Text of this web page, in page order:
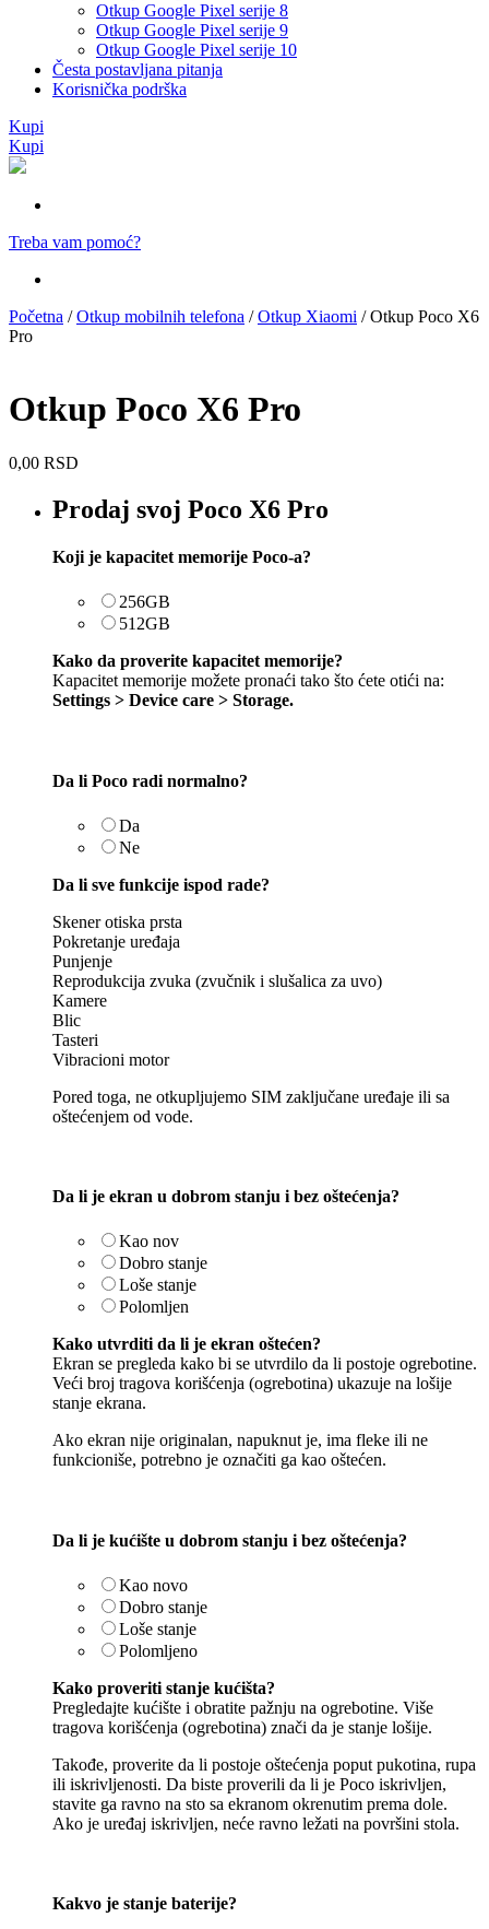
Otkup Google Pixel serije 8
Otkup Google Pixel serije 9
Otkup Google Pixel serije 10
Česta postavljana pitanja
Korisnička podrška
Kupi
Kupi
Treba vam pomoć?
Početna /Otkup mobilnih telefona /Otkup Xiaomi / Otkup Poco X6
Pro
Otkup Poco X6 Pro
0,00 RSD
Prodaj svoj Poco X6 Pro
Koji je kapacitet memorije Poco-a?
256GB
512GB
Kako da proverite kapacitet memorije?
Kapacitet memorije možete pronaći tako što ćete otići na:
Settings > Device care > Storage.
Da li Poco radi normalno?
Da
Ne
Da li sve funkcije ispod rade?
Skener otiska prsta
Pokretanje uređaja
Punjenje
Reprodukcija zvuka (zvučnik i slušalica za uvo)
Kamere
Blic
Tasteri
Vibracioni motor
Pored toga, ne otkupljujemo SIM zaključane uređaje ili sa
oštećenjem od vode.
Da li je ekran u dobrom stanju i bez oštećenja?
Kao nov
Dobro stanje
Loše stanje
Polomljen
Kako utvrditi da li je ekran oštećen?
Ekran se pregleda kako bi se utvrdilo da li postoje ogrebotine.
Veći broj tragova korišćenja (ogrebotina) ukazuje na lošije
stanje ekrana.
Ako ekran nije originalan, napuknut je, ima fleke ili ne
funkcioniše, potrebno je označiti ga kao oštećen.
Da li je kućište u dobrom stanju i bez oštećenja?
Kao novo
Dobro stanje
Loše stanje
Polomljeno
Kako proveriti stanje kućišta?
Pregledajte kućište i obratite pažnju na ogrebotine. Više
tragova korišćenja (ogrebotina) znači da je stanje lošije.
Takođe, proverite da li postoje oštećenja poput pukotina, rupa
ili iskrivljenosti. Da biste proverili da li je Poco iskrivljen,
stavite ga ravno na sto sa ekranom okrenutim prema dole.
Ako je uređaj iskrivljen, neće ravno ležati na površini stola.
Kakvo je stanje baterije?